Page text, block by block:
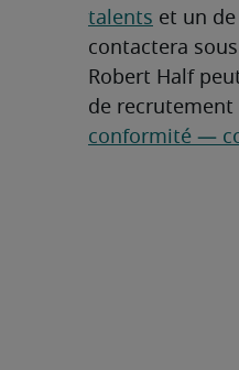
talents et un
contactera
Robert Half
de recrutement
conformité —